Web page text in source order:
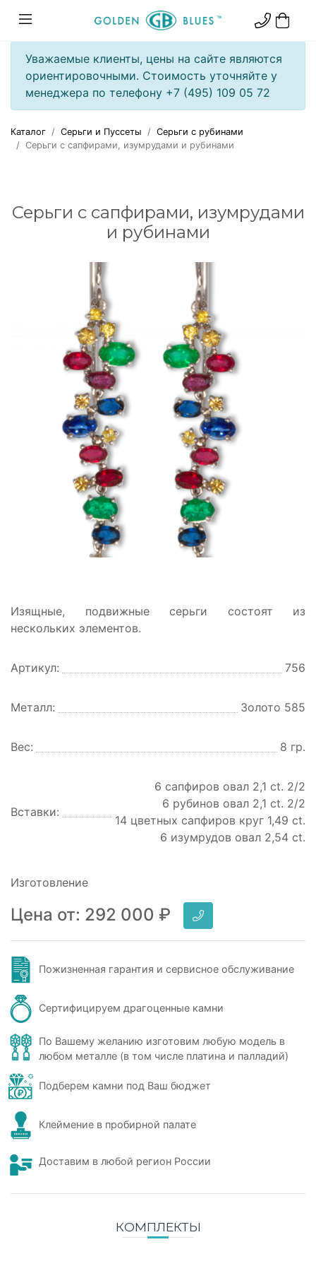
Уважаемые клиенты, цены на сайте являются
ориентировочными. Стоимость уточняйте у
менеджера по телефону +7 (495) 109 05 72
Каталог Серьги и Пуссеты
Серьги с рубинами
Серьги с сапфирами, изумрудами и рубинами
Серьги с сапфирами, изумрудами
и рубинами
Изящные, подвижные серьги состоят из
нескольких элементов.
Артикул: 756
Металл: Золото 585
Вес: 8 гр.
Вставки:
6 сапфиров овал 2,1 ct. 2/2
6 рубинов овал 2,1 ct. 2/2
14 цветных сапфиров круг 1,49 ct.
6 изумрудов овал 2,54 ct.
Изготовление
Цена от: 292 000 ₽
Пожизненная гарантия и сервисное обслуживание
Сертифицируем драгоценные камни
По Вашему желанию изготовим любую модель в
любом металле (в том числе платина и палладий)
Подберем камни под Ваш бюджет
Клеймение в пробирной палате
Доставим в любой регион России
КОМПЛЕКТЫ